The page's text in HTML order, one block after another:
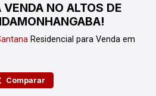
NO ALTOS DE
Residencial para Venda em
Comparar